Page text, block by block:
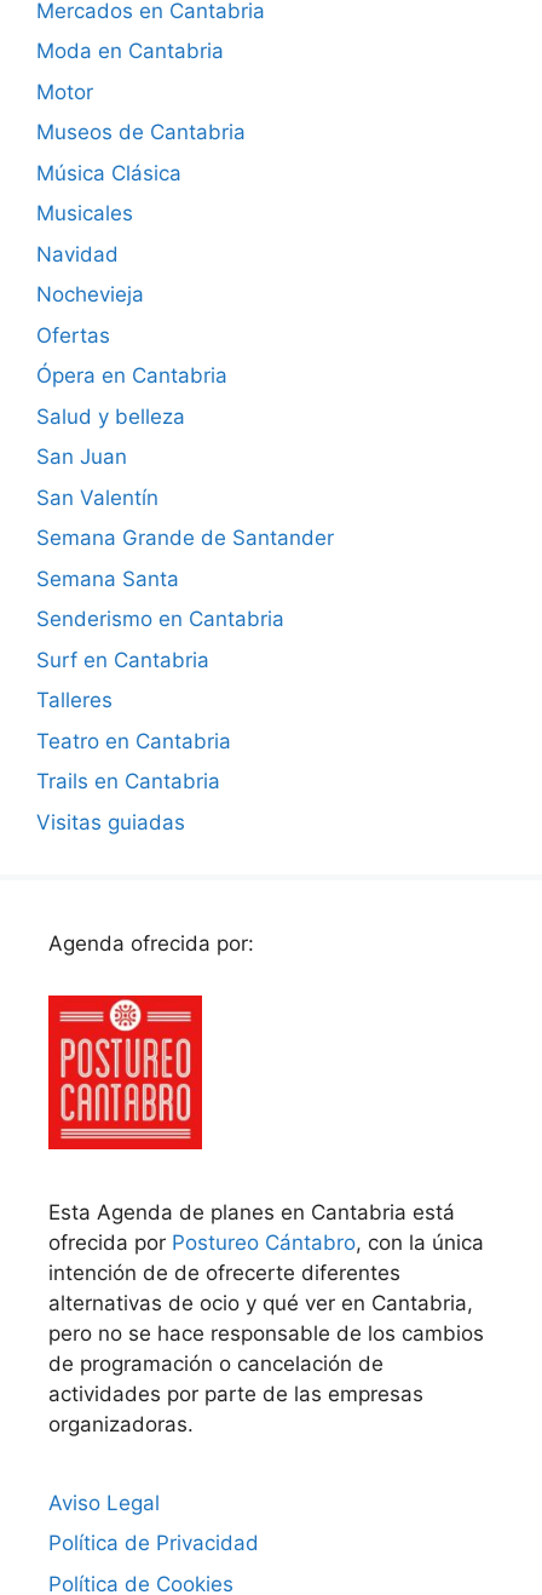
Mercados en Cantabria
Moda en Cantabria
Motor
Museos de Cantabria
Música Clásica
Musicales
Navidad
Nochevieja
Ofertas
Ópera en Cantabria
Salud y belleza
San Juan
San Valentín
Semana Grande de Santander
Semana Santa
Senderismo en Cantabria
Surf en Cantabria
Talleres
Teatro en Cantabria
Trails en Cantabria
Visitas guiadas
Agenda ofrecida por:
Esta Agenda de planes en Cantabria está
ofrecida por Postureo Cántabro, con la única
intención de de ofrecerte diferentes
alternativas de ocio y qué ver en Cantabria,
pero no se hace responsable de los cambios
de programación o cancelación de
actividades por parte de las empresas
organizadoras.
Aviso Legal
Política de Privacidad
Política de Cookies